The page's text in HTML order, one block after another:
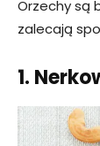
Orzechy są
zalecają
1.